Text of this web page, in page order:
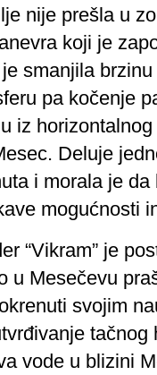
nije prešla u
koji je
smanjila
pa kočenje
iz
Deluje
i morala je
mogućnosti
“Vikram” je
u Mesečevu
svojim
tačnog
vode u blizini